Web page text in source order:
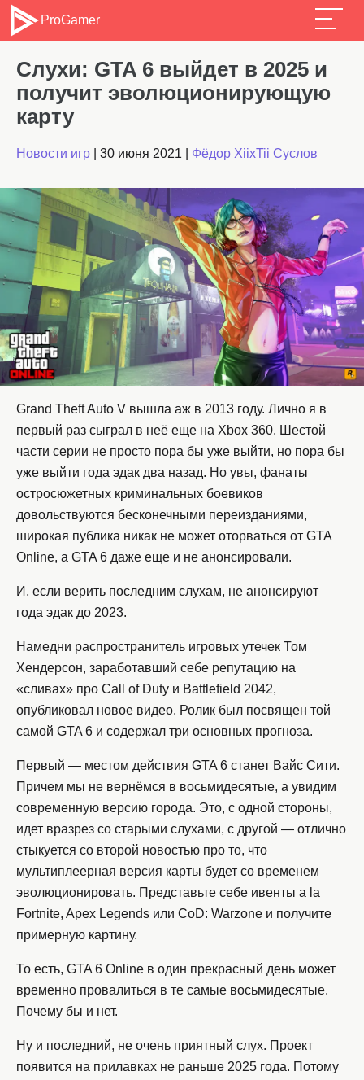
ProGamer
Слухи: GTA 6 выйдет в 2025 и
получит эволюционирующую
карту
Новости игр 30 июня 2021 Фёдор XiixTii Суслов
Grand Theft Auto V вышла аж в 2013 году. Лично я в
первый раз сыграл в неё еще на Xbox 360. Шестой
части серии не просто пора бы уже выйти, но пора бы
уже выйти года эдак два назад. Но увы, фанаты
остросюжетных криминальных боевиков
довольствуются бесконечными переизданиями,
широкая публика никак не может оторваться от GTA
Online, а GTA 6 даже еще и не анонсировали.
И, если верить последним слухам, не анонсируют
года эдак до 2023.
Намедни распространитель игровых утечек Том
Хендерсон, заработавший себе репутацию на
«сливах» про Call of Duty и Battlefield 2042,
опубликовал новое видео. Ролик был посвящен той
самой GTA 6 и содержал три основных прогноза.
Первый — местом действия GTA 6 станет Вайс Сити.
Причем мы не вернёмся в восьмидесятые, а увидим
современную версию города. Это, с одной стороны,
идет вразрез со старыми слухами, с другой — отлично
стыкуется со второй новостью про то, что
мультиплеерная версия карты будет со временем
эволюционировать. Представьте себе ивенты a la
Fortnite, Apex Legends или CoD: Warzone и получите
примерную картину.
То есть, GTA 6 Online в один прекрасный день может
временно провалиться в те самые восьмидесятые.
Почему бы и нет.
Ну и последний, не очень приятный слух. Проект
появится на прилавках не раньше 2025 года. Потому